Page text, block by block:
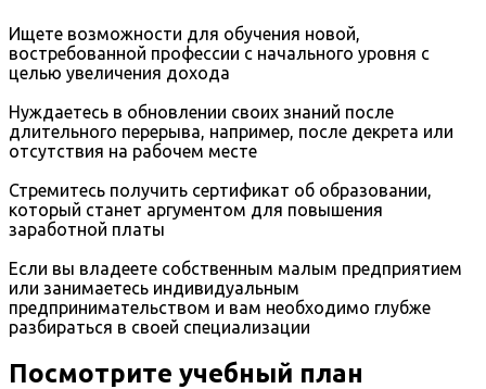
Ищете возможности для обучения новой,
востребованной профессии с начального уровня с
целью увеличения дохода
Нуждаетесь в обновлении своих знаний после
длительного перерыва, например, после декрета или
отсутствия на рабочем месте
Стремитесь получить сертификат об образовании,
который станет аргументом для повышения
заработной платы
Если вы владеете собственным малым предприятием
или занимаетесь индивидуальным
предпринимательством и вам необходимо глубже
разбираться в своей специализации
Посмотрите учебный план